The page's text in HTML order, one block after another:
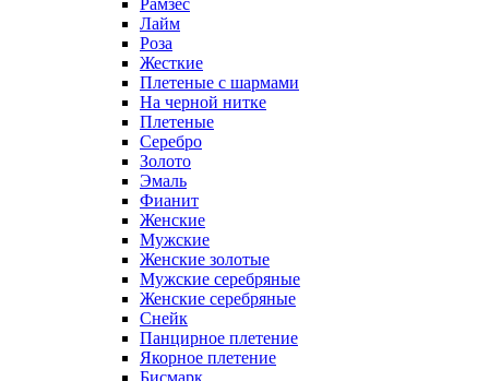
Рамзес
Лайм
Роза
Жесткие
Плетеные с шармами
На черной нитке
Плетеные
Серебро
Золото
Эмаль
Фианит
Женские
Мужские
Женские золотые
Мужские серебряные
Женские серебряные
Снейк
Панцирное плетение
Якорное плетение
Бисмарк